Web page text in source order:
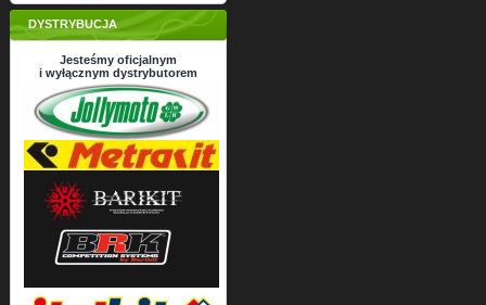
DYSTRYBUCJA
Jesteśmy oficjalnym
i wyłącznym dystrybutorem